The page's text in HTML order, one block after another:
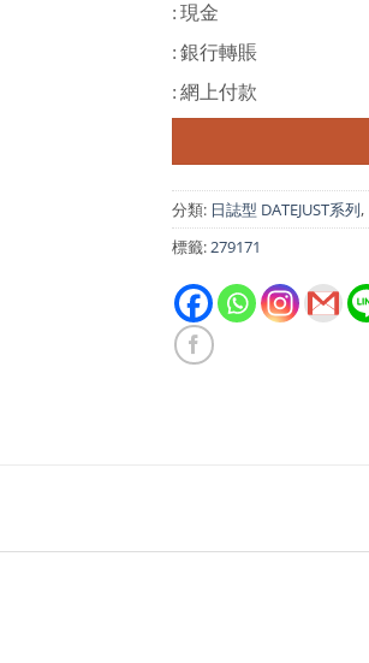
: 現金
: 銀行轉賬
: 網上付款
分類: 日誌型 DATEJUST系列,
標籤:279171